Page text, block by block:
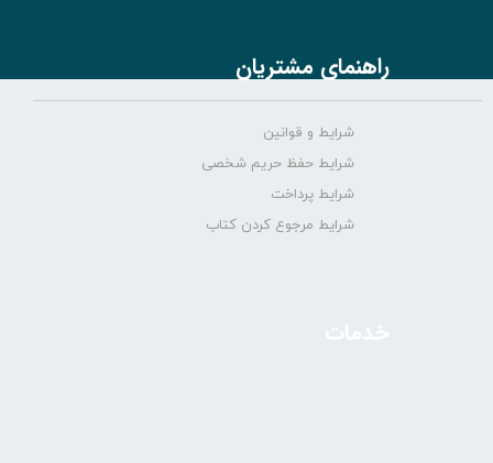
راهنمای مشتریان
شرایط و قوانین
شرایط حفظ حریم شخصی
شرایط پرداخت
شرایط مرجوع کردن کتاب